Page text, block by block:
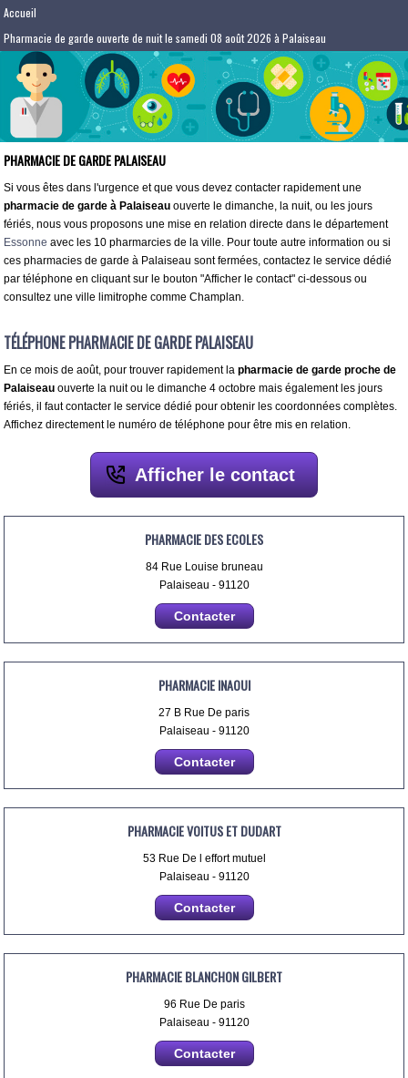
Accueil
Pharmacie de garde ouverte de nuit le samedi 08 août 2026 à Palaiseau
PHARMACIE DE GARDE PALAISEAU
Si vous êtes dans l'urgence et que vous devez contacter rapidement une
pharmacie de garde à Palaiseau ouverte le dimanche, la nuit, ou les jours
fériés, nous vous proposons une mise en relation directe dans le département
Essonne avec les 10 pharmarcies de la ville. Pour toute autre information ou si
ces pharmacies de garde à Palaiseau sont fermées, contactez le service dédié
par téléphone en cliquant sur le bouton "Afficher le contact" ci-dessous ou
consultez une ville limitrophe comme Champlan.
TÉLÉPHONE PHARMACIE DE GARDE PALAISEAU
En ce mois de août, pour trouver rapidement lapharmacie de garde proche de
Palaiseau ouverte la nuit ou le dimanche 4 octobre mais également les jours
fériés, il faut contacter le service dédié pour obtenir les coordonnées complètes.
Affichez directement le numéro de téléphone pour être mis en relation.
Afficher le contact
PHARMACIE DES ECOLES
84 Rue Louise bruneau
Palaiseau - 91120
Contacter
PHARMACIE INAOUI
27 B Rue De paris
Palaiseau - 91120
Contacter
PHARMACIE VOITUS ET DUDART
53 Rue De l effort mutuel
Palaiseau - 91120
Contacter
PHARMACIE BLANCHON GILBERT
96 Rue De paris
Palaiseau - 91120
Contacter